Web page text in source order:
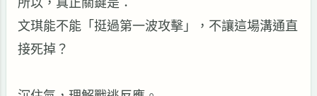
文琪能不能「挺過第一波攻擊」，不讓這場溝通直
接死掉？